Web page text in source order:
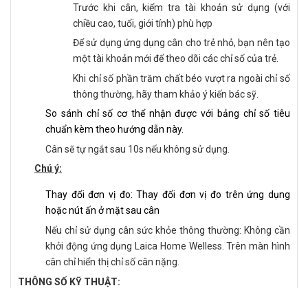
Trước khi cân, kiểm tra tài khoản sử dụng (với
chiều cao, tuổi, giới tính) phù hợp
Để sử dụng ứng dụng cân cho trẻ nhỏ, bạn nên tạo
một tài khoản mới để theo dõi các chỉ số của trẻ.
Khi chỉ số phần trăm chất béo vượt ra ngoài chỉ số
thông thường, hãy tham khảo ý kiến bác sỹ.
So sánh chỉ số cơ thể nhận được với bảng chỉ số tiêu
chuẩn kèm theo hướng dẫn này.
Cân sẽ tự ngắt sau 10s nếu không sử dụng.
Chú ý:
Thay đổi đơn vị đo: Thay đổi đơn vị đo trên ứng dụng
hoặc nút ấn ở mặt sau cân
Nếu chỉ sử dụng cân sức khỏe thông thường: Không cần
khởi động ứng dụng Laica Home Welless. Trên màn hình
cân chỉ hiển thị chỉ số cân nặng.
THÔNG SỐ KỸ THUẬT: